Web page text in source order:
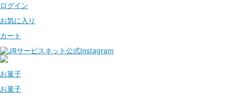
ログイン
お気に入り
カート
お菓子
お菓子